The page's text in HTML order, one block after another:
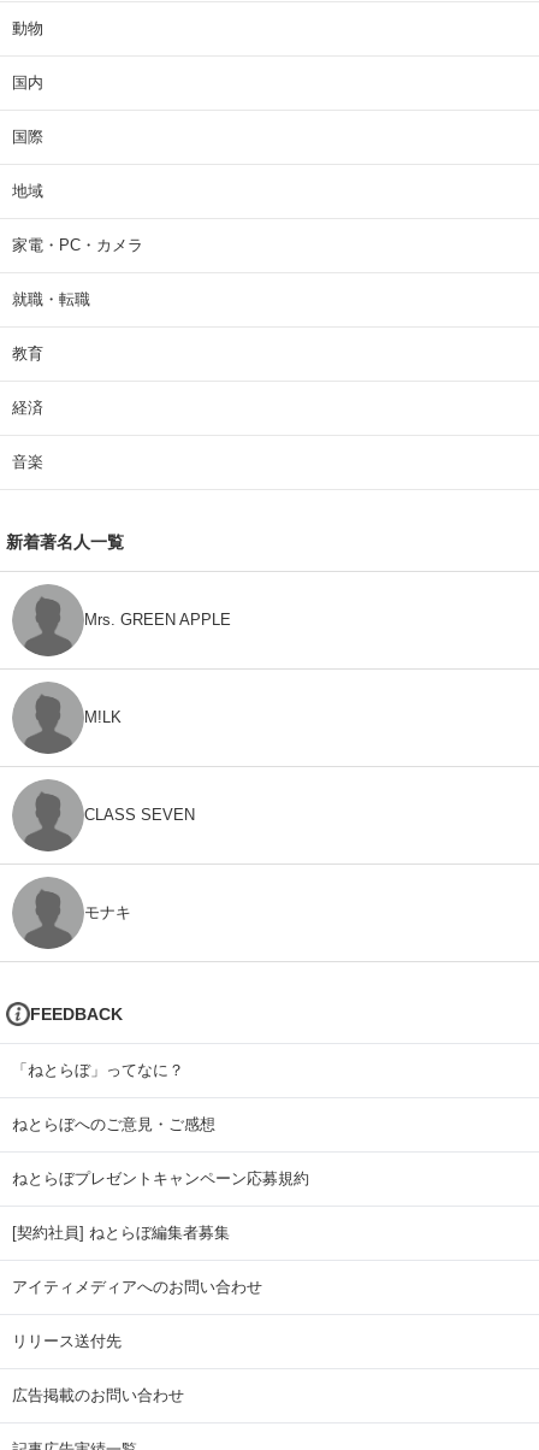
動物
国内
国際
地域
家電・PC・カメラ
就職・転職
教育
経済
音楽
新着著名人一覧
Mrs. GREEN APPLE
M!LK
CLASS SEVEN
モナキ
FEEDBACK
「ねとらぼ」ってなに？
ねとらぼへのご意見・ご感想
ねとらぼプレゼントキャンペーン応募規約
[契約社員] ねとらぼ編集者募集
アイティメディアへのお問い合わせ
リリース送付先
広告掲載のお問い合わせ